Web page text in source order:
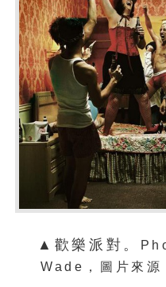
▲歡樂派對。
Wade，圖片來源